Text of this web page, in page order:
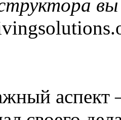
вы
аспект